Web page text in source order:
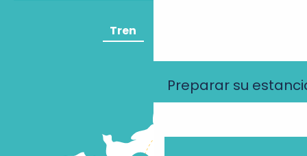
Preparar su
Tren